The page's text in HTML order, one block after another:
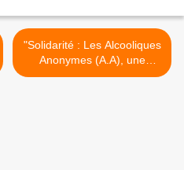
"Solidarité : Les Alcooliques
Anonymes (A.A), une
présence dans notre ville,